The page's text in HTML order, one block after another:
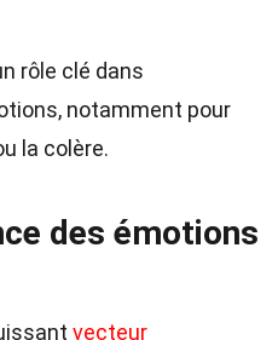
rôle clé dans
notamment pour
la colère.
des émotions
vecteur